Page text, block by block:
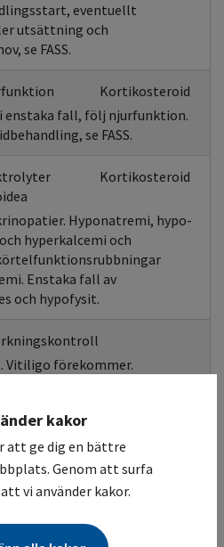
eventuellt
utsättning och
se FASS.
Kortikosteroid
fall, följ njurfunktion.
se FASS.
Kortikosteroid
Hyponatremi, hypo-
hyperkalcemi och
Enstaka fall av
och hypofysit.
Vitiligo förekommer.
Monitorera hudbiverkan, gör
utred vid misstanke om svår
se FASS. Extra
hudreaktion på annan
kakor
att ge dig en bättre
Genom att surfa
vi använder kakor.